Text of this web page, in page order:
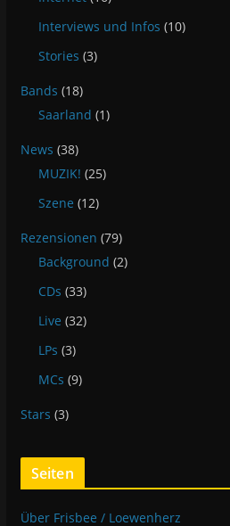
Interviews und Infos (10)
Stories (3)
Bands (18)
Saarland (1)
News (38)
MUZIK! (25)
Szene (12)
Rezensionen (79)
Background (2)
CDs (33)
Live (32)
LPs (3)
MCs (9)
Stars (3)
Seiten
Über Frisbee / Loewenherz